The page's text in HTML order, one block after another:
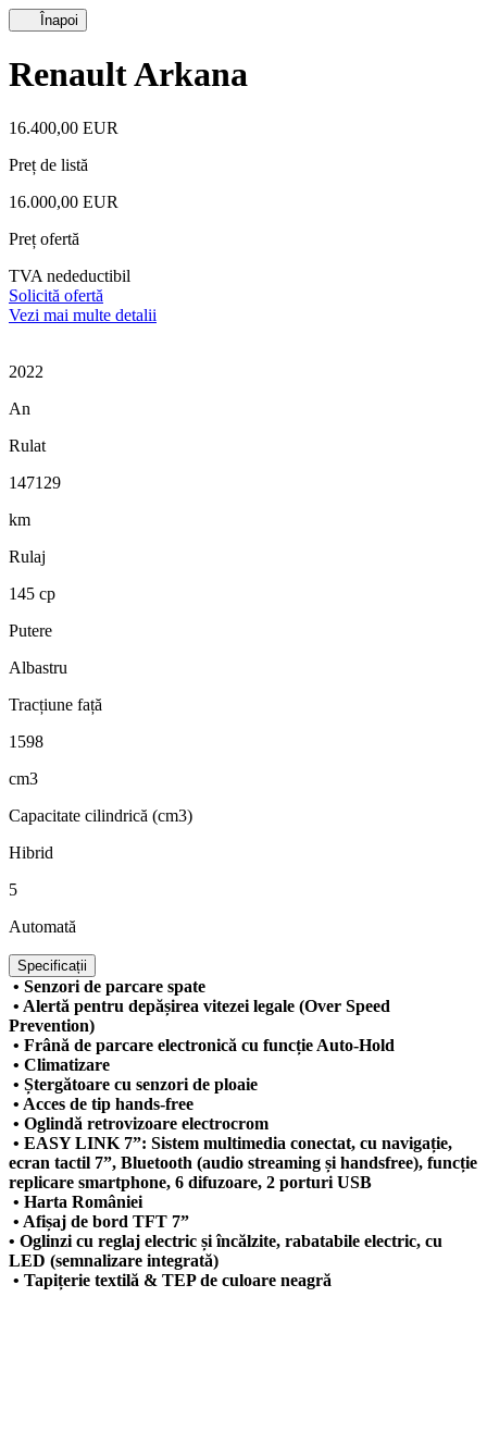
Înapoi
Renault Arkana
16.400,00 EUR
Preț de listă
16.000,00 EUR
Preț ofertă
TVA nedeductibil
Solicită ofertă
Vezi mai multe detalii
2022
An
Rulat
147129
km
Rulaj
145 cp
Putere
Albastru
Tracțiune față
1598
cm3
Capacitate cilindrică (cm3)
Hibrid
5
Automată
Specificații
• Senzori de parcare spate
• Alertă pentru depășirea vitezei legale (Over Speed
Prevention)
• Frână de parcare electronică cu funcție Auto-Hold
• Climatizare
• Ștergătoare cu senzori de ploaie
• Acces de tip hands-free
• Oglindă retrovizoare electrocrom
• EASY LINK 7”: Sistem multimedia conectat, cu navigație,
ecran tactil 7”, Bluetooth (audio streaming și handsfree), funcție
replicare smartphone, 6 difuzoare, 2 porturi USB
• Harta României
• Afișaj de bord TFT 7”
• Oglinzi cu reglaj electric și încălzite, rabatabile electric, cu
LED (semnalizare integrată)
• Tapițerie textilă & TEP de culoare neagră